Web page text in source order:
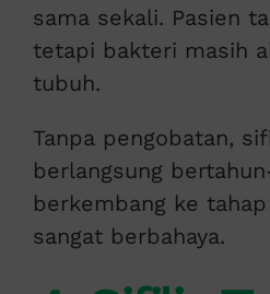
sama sekali. Pasien
tetapi bakteri masih
tubuh.
Tanpa pengobatan,
berlangsung
berkembang ke
sangat berbahaya.